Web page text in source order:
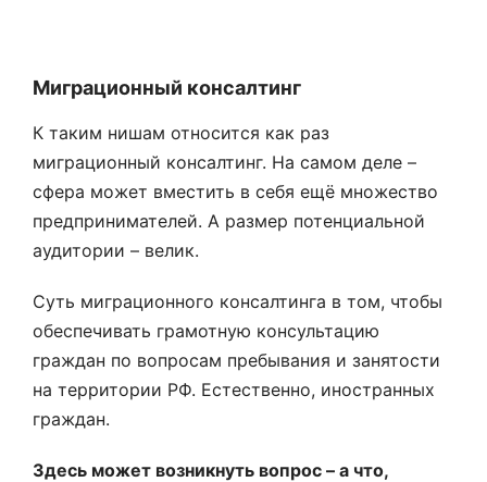
Миграционный консалтинг
К таким нишам относится как раз
миграционный консалтинг. На самом деле –
сфера может вместить в себя ещё множество
предпринимателей. А размер потенциальной
аудитории – велик.
Суть миграционного консалтинга в том, чтобы
обеспечивать грамотную консультацию
граждан по вопросам пребывания и занятости
на территории РФ. Естественно, иностранных
граждан.
Здесь может возникнуть вопрос – а что,